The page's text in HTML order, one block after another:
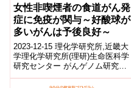
女性非喫煙者の食道がん発
症に免疫が関与～好酸球が
多いがんは予後良好～
2023-12-15 理化学研究所,近畿大
学理化学研究所(理研)生命医科学
研究センター がんゲノム研究チ
ームの大川 裕紀 研修生(研究当
時)、笹川 翔太 研究員...